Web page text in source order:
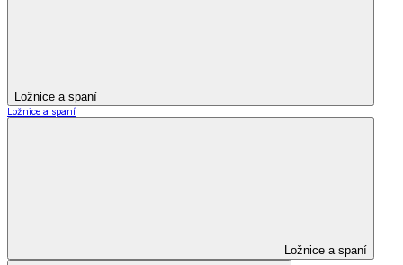
Ložnice a spaní
Ložnice a spaní
Ložnice a spaní